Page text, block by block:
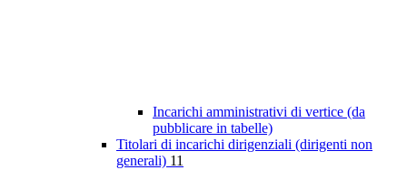
Incarichi amministrativi di vertice (da
pubblicare in tabelle)
Titolari di incarichi dirigenziali (dirigenti non
generali) 11